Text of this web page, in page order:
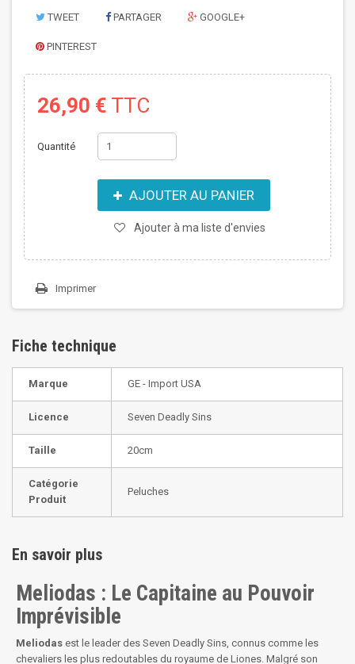
TWEET PARTAGER GOOGLE+
PINTEREST
26,90 € TTC
Quantité
AJOUTER AU PANIER
Ajouter à ma liste d'envies
Imprimer
Fiche technique
Marque GE - Import USA
Licence Seven Deadly Sins
Taille 20cm
Catégorie
Produit
Peluches
En savoir plus
Meliodas : Le Capitaine au Pouvoir
Imprévisible
Meliodas est le leader des Seven Deadly Sins, connus comme les
chevaliers les plus redoutables du royaume de Liones. Malgré son